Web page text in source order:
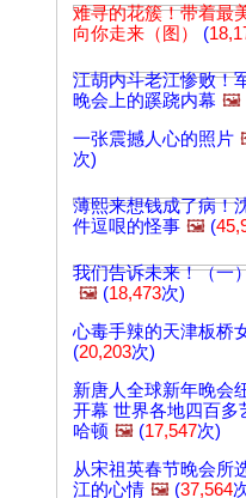
难寻的花簇！带着最
向你走来（图）
(
江胡内斗老江惨败！
晚会上的蹊跷内幕 🖼️
一张震撼人心的照片
次)
薄熙来想钱成了病！
件逗哏的怪事 🖼️ (
我们告诉未来！（一
🖼️ (18,473次)
心毒手辣的天津板桥
(20,203次)
新唐人全球新年晚会
开幕 世界各地四百多
哈顿 🖼️ (17,547次)
从宋祖英春节晚会所
江的心情 🖼️ (37,564